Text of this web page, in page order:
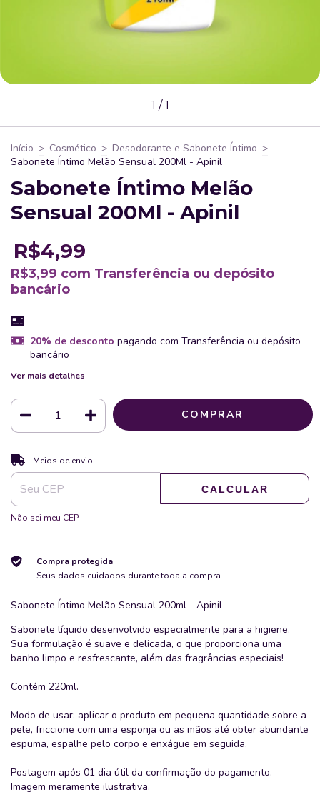
1 /1
Início > Cosmético > Desodorante e Sabonete Íntimo >
Sabonete Íntimo Melão Sensual 200Ml - Apinil
Sabonete Íntimo Melão
Sensual 200Ml - Apinil
R$4,99
R$3,99 com Transferência ou depósito
bancário
20% de desconto pagando com Transferência ou depósito
bancário
Ver mais detalhes
Entregas para o CEP:
Meios de envio
CALCULAR
Não sei meu CEP
Compra protegida
Seus dados cuidados durante toda a compra.
Sabonete Íntimo Melão Sensual 200ml - Apinil
Sabonete líquido desenvolvido especialmente para a higiene.
Sua formulação é suave e delicada, o que proporciona uma
banho limpo e resfrescante, além das fragrâncias especiais!
Contém 220ml.
Modo de usar: aplicar o produto em pequena quantidade sobre a
pele, friccione com uma esponja ou as mãos até obter abundante
espuma, espalhe pelo corpo e enxágue em seguida,
Postagem após 01 dia útil da confirmação do pagamento.
Imagem meramente ilustrativa.